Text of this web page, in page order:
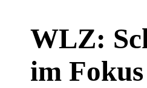
WLZ:
im Fokus